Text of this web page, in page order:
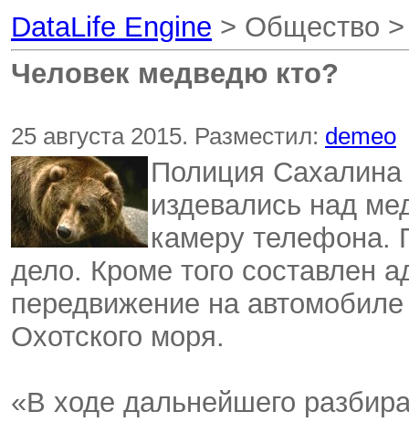
DataLife Engine > Общество
Человек медведю кто?
25 августа 2015. Разместил: demeo
Полиция
издевались над
камеру телефона.
дело. Кроме того составлен
передвижение на
Охотского моря.
«В ходе дальнейшего